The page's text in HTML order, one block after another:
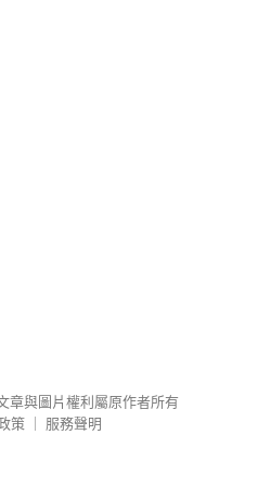
章與圖片權利屬原作者所有
策
服務聲明